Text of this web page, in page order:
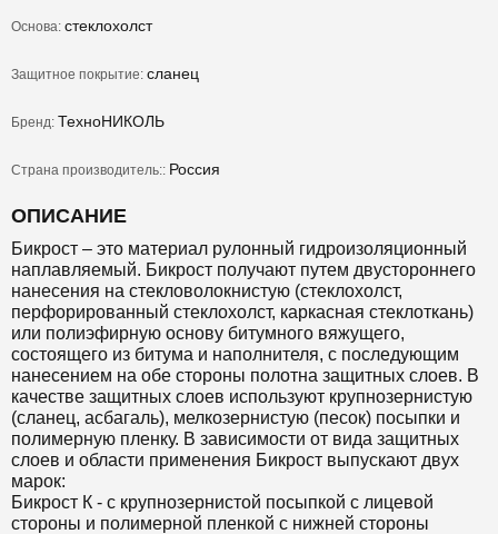
Основа: стеклохолст
Защитное покрытие: сланец
Бренд: ТехноНИКОЛЬ
Страна производитель:: Россия
ОПИСАНИЕ
Бикрост – это материал рулонный гидроизоляционный
наплавляемый. Бикрост получают путем двустороннего
нанесения на стекловолокнистую (стеклохолст,
перфорированный стеклохолст, каркасная стеклоткань)
или полиэфирную основу битумного вяжущего,
состоящего из битума и наполнителя, с последующим
нанесением на обе стороны полотна защитных слоев. В
качестве защитных слоев используют крупнозернистую
(сланец, асбагаль), мелкозернистую (песок) посыпки и
полимерную пленку. В зависимости от вида защитных
слоев и области применения Бикрост выпускают двух
марок:
Бикрост К - с крупнозернистой посыпкой с лицевой
стороны и полимерной пленкой с нижней стороны